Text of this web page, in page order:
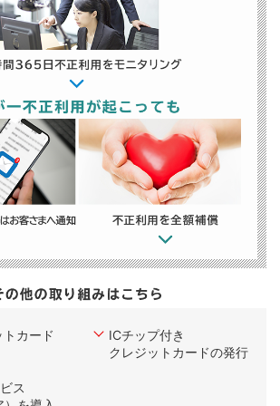
カード
ICチップ付き
クレジットカードの発行
ス